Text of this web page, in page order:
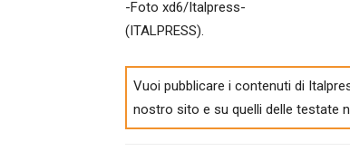
-Foto xd6/Italpress-
(ITALPRESS).
Vuoi pubblicare i contenuti di
nostro sito e su quelli delle testate